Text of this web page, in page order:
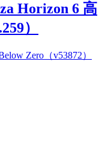
Horizon 6 高
）